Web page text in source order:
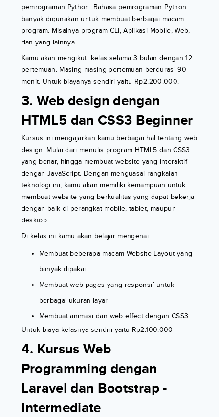
pemrograman Python. Bahasa pemrograman Python
banyak digunakan untuk membuat berbagai macam
program. Misalnya program CLI, Aplikasi Mobile, Web,
dan yang lainnya.
Kamu akan mengikuti kelas selama 3 bulan dengan 12
pertemuan. Masing-masing pertemuan berdurasi 90
menit. Untuk biayanya sendiri yaitu Rp2.200.000.
3. Web design dengan
HTML5 dan CSS3 Beginner
Kursus ini mengajarkan kamu berbagai hal tentang web
design. Mulai dari menulis program HTML5 dan CSS3
yang benar, hingga membuat website yang interaktif
dengan JavaScript. Dengan menguasai rangkaian
teknologi ini, kamu akan memiliki kemampuan untuk
membuat website yang berkualitas yang dapat bekerja
dengan baik di perangkat mobile, tablet, maupun
desktop.
Di kelas ini kamu akan belajar mengenai:
Membuat beberapa macam Website Layout yang
banyak dipakai
Membuat web pages yang responsif untuk
berbagai ukuran layar
Membuat animasi dan web effect dengan CSS3
Untuk biaya kelasnya sendiri yaitu Rp2.100.000
4. Kursus Web
Programming dengan
Laravel dan Bootstrap -
Intermediate